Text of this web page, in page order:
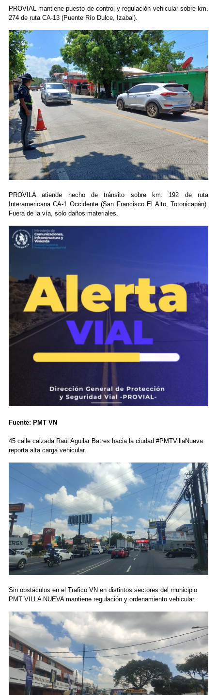
PROVIAL mantiene puesto de control y regulación vehicular sobre km.
274 de ruta CA-13 (Puente Río Dulce, Izabal).
PROVILA atiende hecho de tránsito sobre km. 192 de ruta
Interamericana CA-1 Occidente (San Francisco El Alto, Totonicapán).
Fuera de la vía, solo daños materiales.
Fuente: PMT VN
45 calle calzada Raúl Aguilar Batres hacia la ciudad #PMTVillaNueva
reporta alta carga vehicular.
Sin obstáculos en el Trafico VN en distintos sectores del municipio
PMT VILLA NUEVA mantiene regulación y ordenamiento vehicular.